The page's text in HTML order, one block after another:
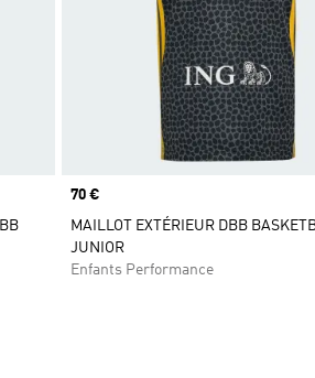
Prix
70 €
MAILLOT EXTÉRIEUR DBB
JUNIOR
Enfants Performance